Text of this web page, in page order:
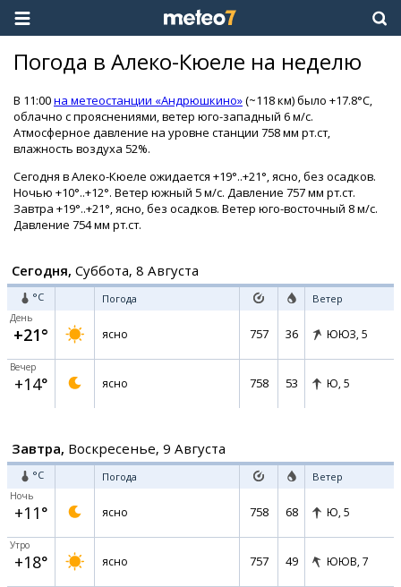
Погода в Алеко-Кюеле на неделю
В 11:00на метеостанции «Андрюшкино»(~118 км) было +17.8°C,
облачно с прояснениями, ветер юго-западный 6 м/с.
Атмосферное давление на уровне станции 758 мм рт.ст,
влажность воздуха 52%.
Сегодня в Алеко-Кюеле ожидается +19°..+21°, ясно, без осадков.
Ночью +10°..+12°. Ветер южный 5 м/с. Давление 757 мм рт.ст.
Завтра +19°..+21°, ясно, без осадков. Ветер юго-восточный 8 м/с.
Давление 754 мм рт.ст.
Сегодня, Суббота, 8 Августа
°C Погода Ветер
День
+21° ясно 757 36 ЮЮЗ, 5
Вечер
+14° ясно 758 53 Ю, 5
Завтра, Воскресенье, 9 Августа
°C Погода Ветер
Ночь
+11° ясно 758 68 Ю, 5
Утро
+18° ясно 757 49 ЮЮВ, 7